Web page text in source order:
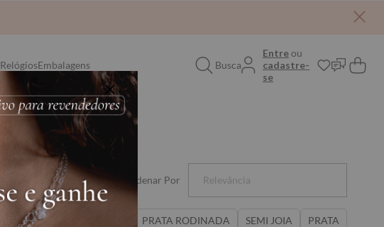
RelógiosEmbalagens Busca
Entreou
cadastre-
se
Ordenar Por Relevância
PRATA RODINADA SEMI JOIA PRATA